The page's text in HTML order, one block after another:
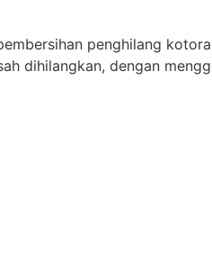
penghilang
dihilangkan, dengan